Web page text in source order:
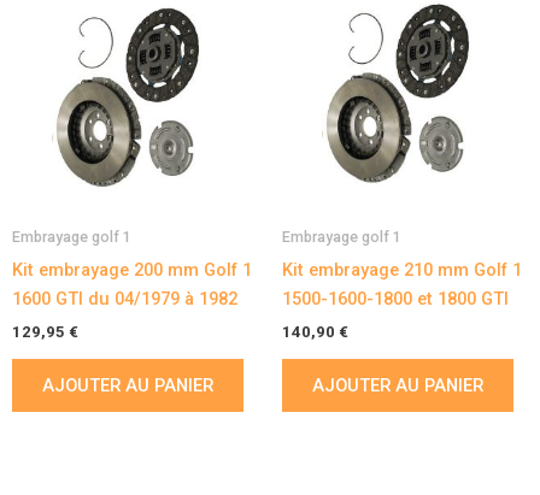
Embrayage golf 1
Kit embrayage 200 mm Golf 1
1600 GTI du 04/1979 à 1982
129,95 €
AJOUTER AU PANIER
Embrayage golf 1
Kit embrayage 210 mm Golf 1
1500-1600-1800 et 1800 GTI
140,90 €
AJOUTER AU PANIER